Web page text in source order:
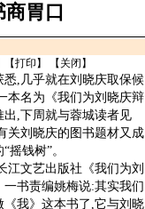
胃口
【打印 】 【 关闭 】
,几乎就在刘晓庆取保候
本名为《我们为刘晓庆辩
出,下周就与蓉城读者见
关刘晓庆的图书题材又成
摇钱树”。
文艺出版社《我们为刘
一书责编姚梅说:其实我们
《我》这本书了,它与刘晓